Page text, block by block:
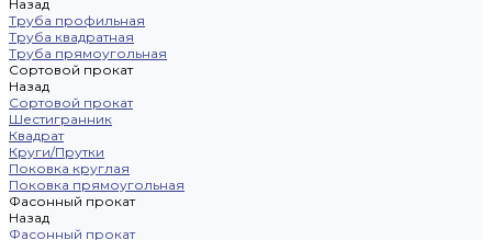
Назад
Труба профильная
Труба квадратная
Труба прямоугольная
Сортовой прокат
Назад
Сортовой прокат
Шестигранник
Квадрат
Круги/Прутки
Поковка круглая
Поковка прямоугольная
Фасонный прокат
Назад
Фасонный прокат